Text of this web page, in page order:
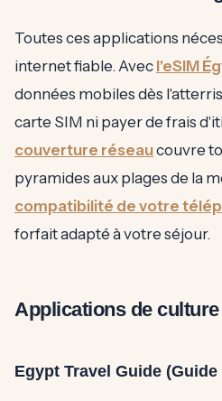
Toutes ces applications
internet fiable. Avec l'eSIM
données mobiles dès
carte SIM ni payer de frais
couverture réseaucouvre
pyramides aux plages de la
compatibilité de votre
forfait adapté à votre séjour.
Applications de
Egypt Travel Guide (Guide